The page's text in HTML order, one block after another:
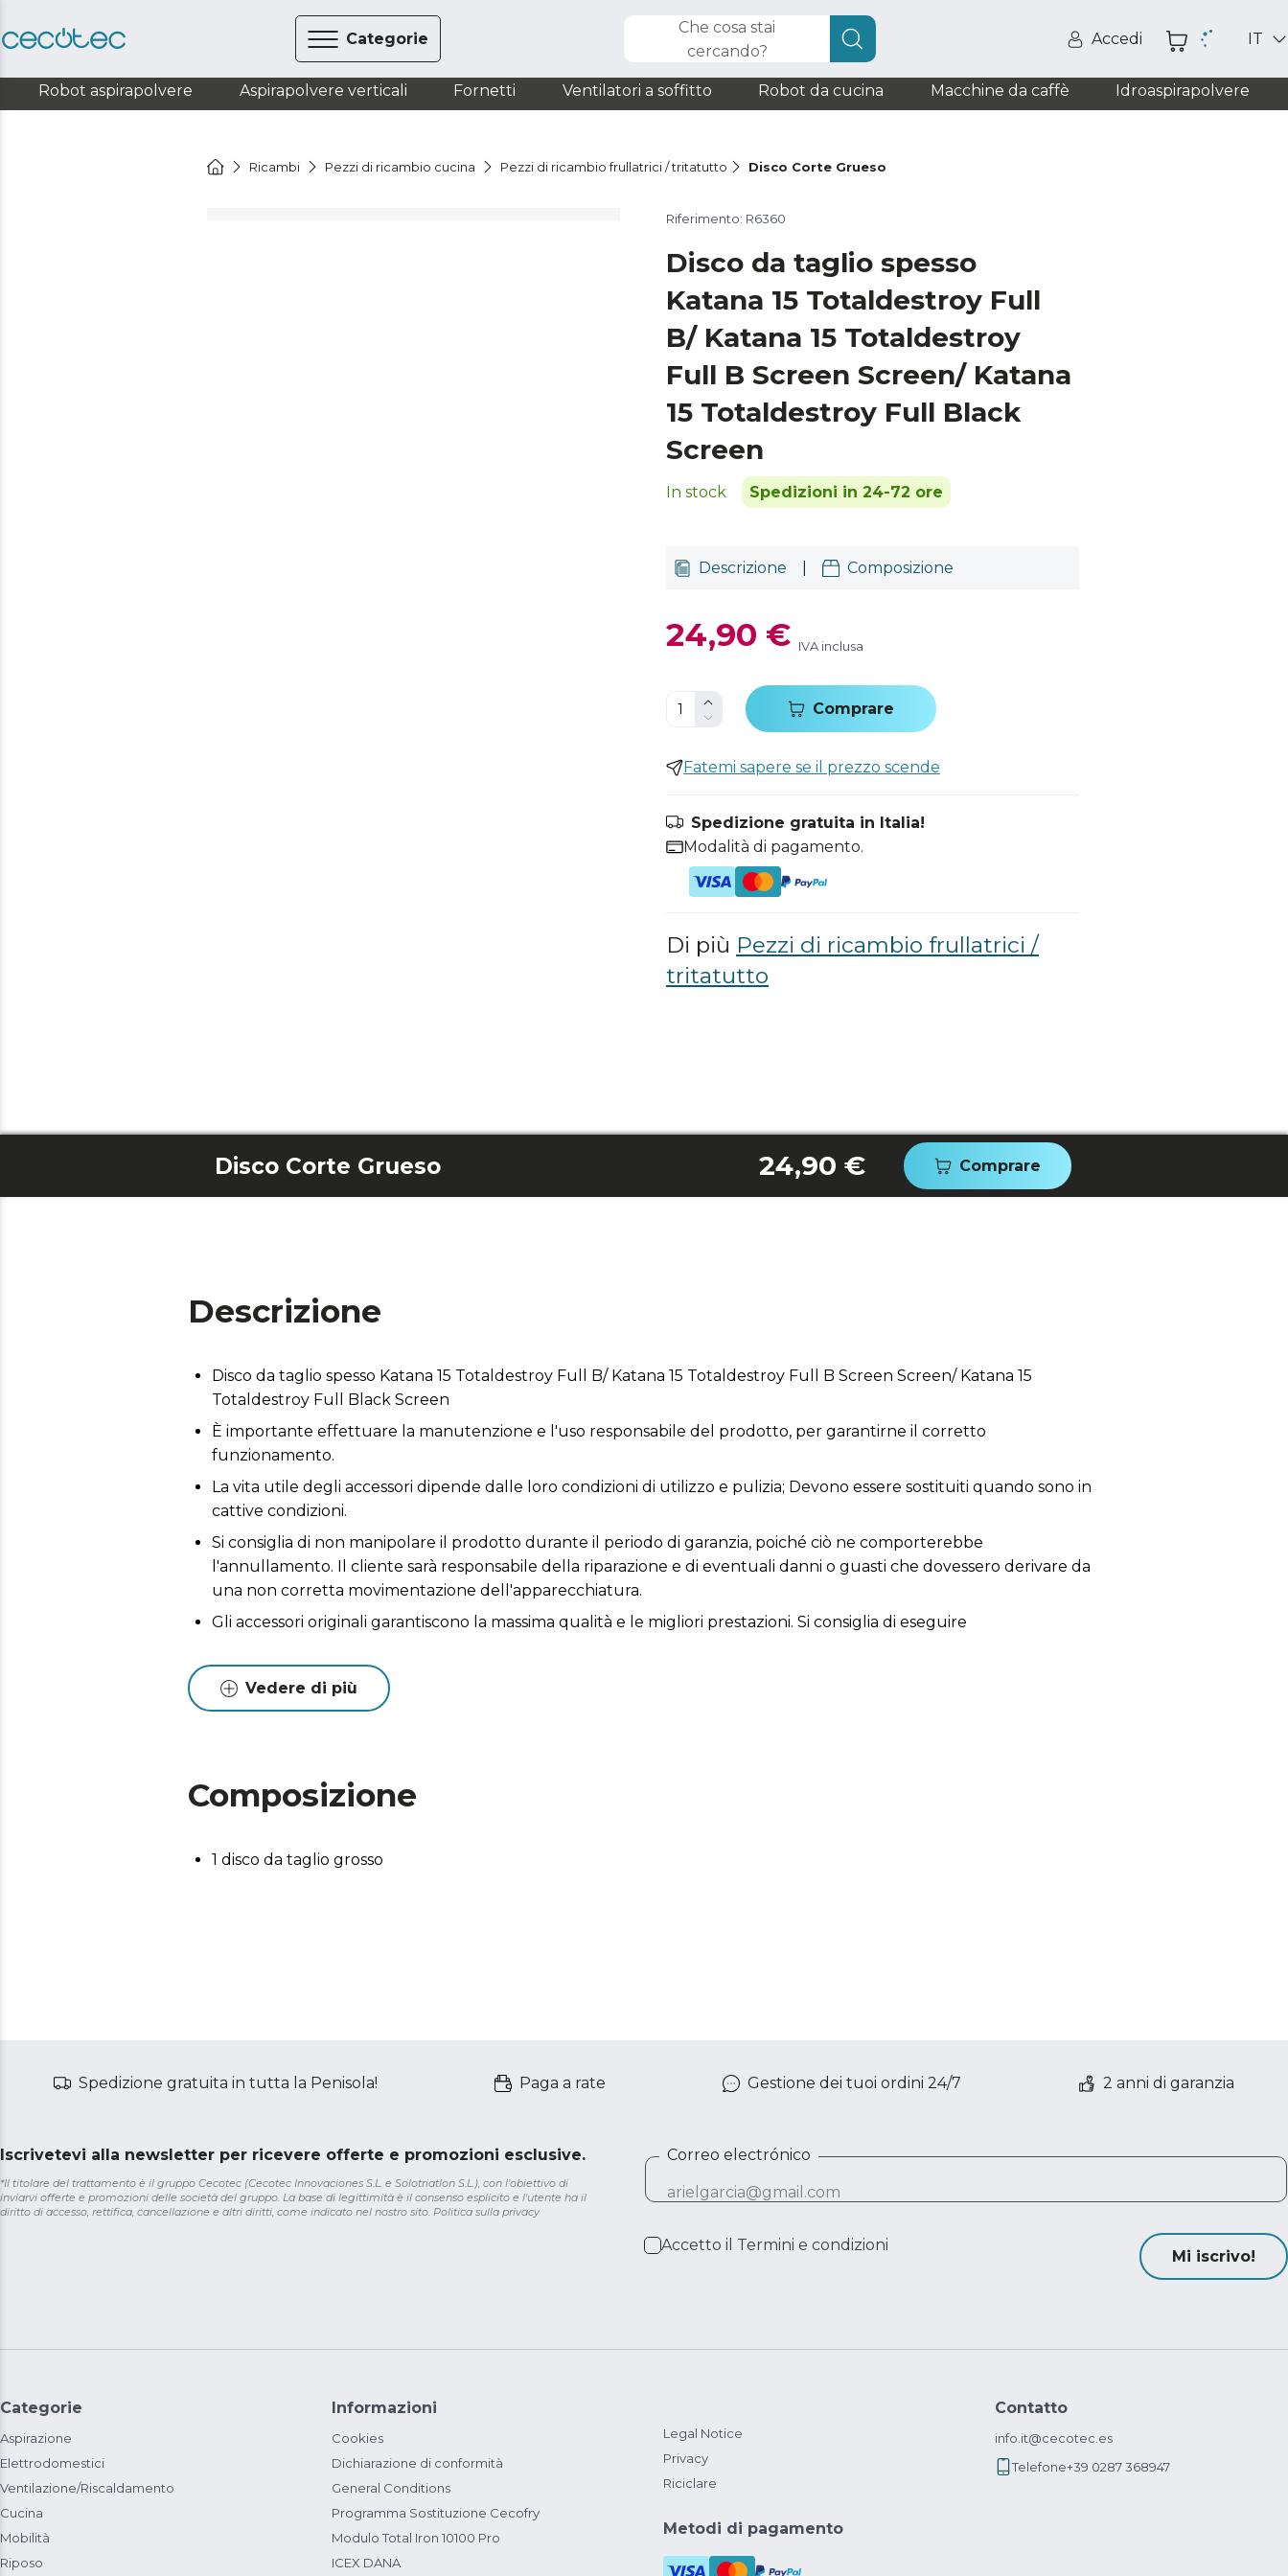
Categorie
Che cosa stai
cercando?
Accedi IT
Robot aspirapolvere Aspirapolvere verticali Fornetti Ventilatori a soffitto Robot da cucina Macchine da caffè Idroaspirapolvere
Ricambi Pezzi di ricambio cucina Pezzi di ricambio frullatrici / tritatutto Disco Corte Grueso
Riferimento: R6360
Disco da taglio spesso
Katana 15 Totaldestroy Full
B/ Katana 15 Totaldestroy
Full B Screen Screen/ Katana
15 Totaldestroy Full Black
Screen
In stock Spedizioni in 24-72 ore
Descrizione Composizione
24,90 € IVA inclusa
Comprare
Fatemi sapere se il prezzo scende
Spedizione gratuita in Italia!
Modalità di pagamento.
Di più Pezzi di ricambio frullatrici /
tritatutto
Disco Corte Grueso 24,90 € Comprare
Descrizione
Disco da taglio spesso Katana 15 Totaldestroy Full B/ Katana 15 Totaldestroy Full B Screen Screen/ Katana 15
Totaldestroy Full Black Screen
È importante effettuare la manutenzione e l'uso responsabile del prodotto, per garantirne il corretto
funzionamento.
La vita utile degli accessori dipende dalle loro condizioni di utilizzo e pulizia; Devono essere sostituiti quando sono in
cattive condizioni.
Si consiglia di non manipolare il prodotto durante il periodo di garanzia, poiché ciò ne comporterebbe
l'annullamento. Il cliente sarà responsabile della riparazione e di eventuali danni o guasti che dovessero derivare da
una non corretta movimentazione dell'apparecchiatura.
Gli accessori originali garantiscono la massima qualità e le migliori prestazioni. Si consiglia di eseguire
Vedere di più
Composizione
1 disco da taglio grosso
Spedizione gratuita in tutta la Penisola! Paga a rate Gestione dei tuoi ordini 24/7 2 anni di garanzia
Iscrivetevi alla newsletter per ricevere offerte e promozioni esclusive.
*Il titolare del trattamento è il gruppo Cecotec (Cecotec Innovaciones S.L. e Solotriatlon S.L.), con l'obiettivo di
inviarvi offerte e promozioni delle società del gruppo. La base di legittimità è il consenso esplicito e l'utente ha il
diritto di accesso, rettifica, cancellazione e altri diritti, come indicato nel nostro sito. Politica sulla privacy
Correo electrónico
Accetto il Termini e condizioni
Mi iscrivo!
Categorie
Aspirazione
Elettrodomestici
Ventilazione/Riscaldamento
Cucina
Mobilità
Riposo
Informazioni
Cookies
Dichiarazione di conformità
General Conditions
Programma Sostituzione Cecofry
Modulo Total Iron 10100 Pro
ICEX DANA
Legal Notice
Privacy
Riciclare
Metodi di pagamento
Contatto
info.it@cecotec.es
Telefone+39 0287 368947